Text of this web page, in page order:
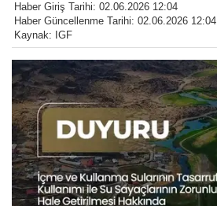
Haber Giriş Tarihi: 02.06.2026 12:04
Haber Güncellenme Tarihi: 02.06.2026 12:04
Kaynak: IGF